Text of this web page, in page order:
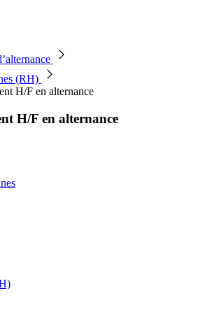
(RH)
H/F en alternance
H/F en alternance